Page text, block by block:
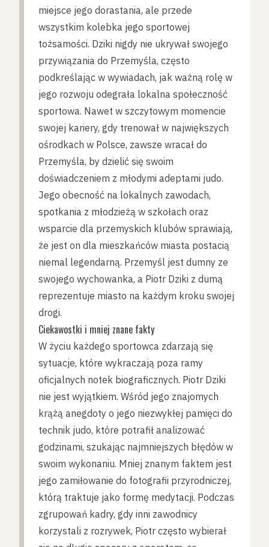
miejsce jego dorastania, ale przede
wszystkim kolebka jego sportowej
tożsamości. Dziki nigdy nie ukrywał swojego
przywiązania do Przemyśla, często
podkreślając w wywiadach, jak ważną rolę w
jego rozwoju odegrała lokalna społeczność
sportowa. Nawet w szczytowym momencie
swojej kariery, gdy trenował w największych
ośrodkach w Polsce, zawsze wracał do
Przemyśla, by dzielić się swoim
doświadczeniem z młodymi adeptami judo.
Jego obecność na lokalnych zawodach,
spotkania z młodzieżą w szkołach oraz
wsparcie dla przemyskich klubów sprawiają,
że jest on dla mieszkańców miasta postacią
niemal legendarną. Przemyśl jest dumny ze
swojego wychowanka, a Piotr Dziki z dumą
reprezentuje miasto na każdym kroku swojej
drogi.
Ciekawostki i mniej znane fakty
W życiu każdego sportowca zdarzają się
sytuacje, które wykraczają poza ramy
oficjalnych notek biograficznych. Piotr Dziki
nie jest wyjątkiem. Wśród jego znajomych
krążą anegdoty o jego niezwykłej pamięci do
technik judo, które potrafił analizować
godzinami, szukając najmniejszych błędów w
swoim wykonaniu. Mniej znanym faktem jest
jego zamiłowanie do fotografii przyrodniczej,
którą traktuje jako formę medytacji. Podczas
zgrupowań kadry, gdy inni zawodnicy
korzystali z rozrywek, Piotr często wybierał